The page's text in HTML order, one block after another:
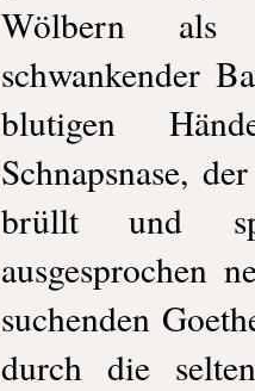
Wölbern als
schwankender
blutigen
Schnapsnase,
brüllt und
ausgesprochen
suchenden
durch die